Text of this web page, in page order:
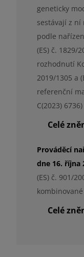
geneticky
sestávají z
podle
(ES) č. 1829/
rozhodnutí
2019/1305 a
referenční
C(2023)
Celé
Prováděcí
dne 16. října
(ES) č. 901/
Celé